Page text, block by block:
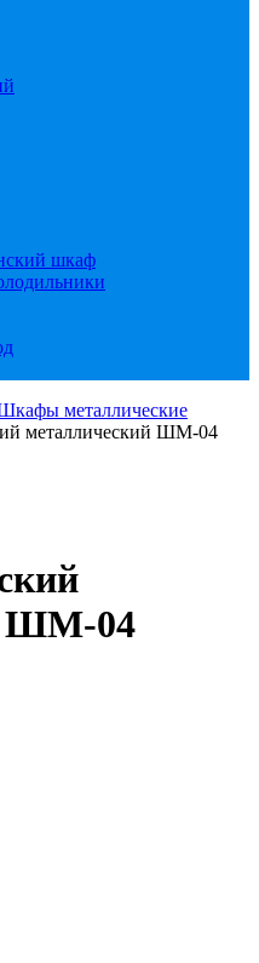
шкаф
металлические
металлический ШМ-04
ШМ-04